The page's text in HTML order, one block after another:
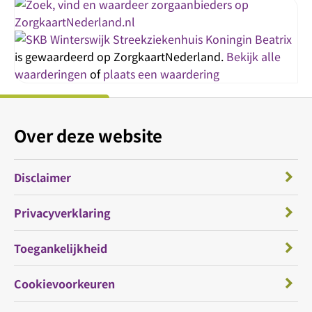
Streekziekenhuis Koningin Beatrix
is gewaardeerd op ZorgkaartNederland. Bekijk alle
waarderingen ofplaats een waardering
Over deze website
Disclaimer
Privacyverklaring
Toegankelijkheid
Cookievoorkeuren